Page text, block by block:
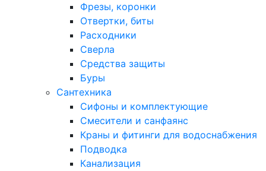
Фрезы, коронки
Отвертки, биты
Расходники
Сверла
Средства защиты
Буры
Сантехника
Сифоны и комплектующие
Смесители и санфаянс
Краны и фитинги для водоснабжения
Подводка
Канализация